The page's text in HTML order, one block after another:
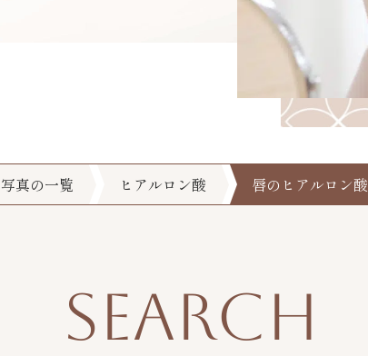
真の一覧 ヒアルロン酸 唇のヒアルロン酸
SEARCH